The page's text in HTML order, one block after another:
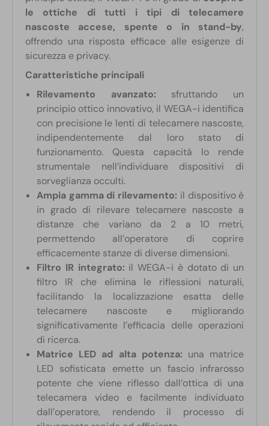
le ottiche di tutti i tipi di telecamere
nascoste accese, spente o in stand-by,
offrendo una risposta efficace alle esigenze di
sicurezza e privacy.
Caratteristiche principali
Rilevamento avanzato: sfruttando un
principio ottico innovativo, il WEGA-i identifica
con precisione le lenti di telecamere nascoste,
indipendentemente dal loro stato di
funzionamento. Questa capacità lo rende
strumentale nell’individuare dispositivi di
sorveglianza occulti.
Ampia gamma di rilevamento: il dispositivo è
in grado di rilevare telecamere nascoste a
distanze che variano da 2 a 10 metri,
permettendo all’operatore di coprire
efficacemente stanze di diverse dimensioni.
Filtro IR integrato: il WEGA-i è dotato di un
filtro IR che elimina le riflessioni naturali,
facilitando la localizzazione esatta delle
telecamere nascoste e migliorando
significativamente l’efficacia delle operazioni
di ricerca.
Matrice LED ad alta potenza: una matrice
LED sofisticata emette un fascio infrarosso
potente che viene riflesso dall’ottica di una
telecamera video e facilmente individuato
dall’operatore, rendendo il processo di